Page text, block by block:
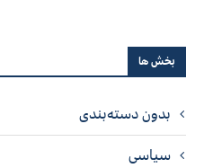
بخش ها
بدون دسته‌بندی
سیاسی